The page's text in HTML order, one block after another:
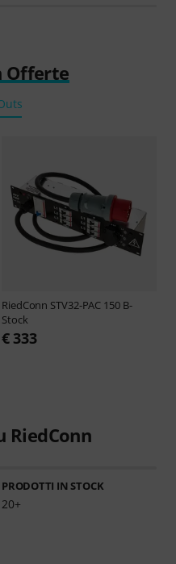
Offerte
RiedConn STV32-PAC 150 B-
Stock
€ 333
RiedConn
PRODOTTI IN STOCK
20+